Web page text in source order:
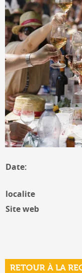
Date:
localite
Site web
RETOUR À LA